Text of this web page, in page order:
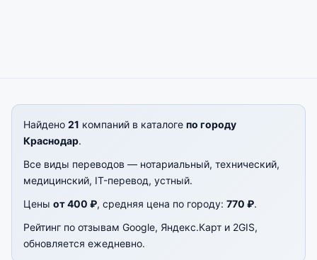
Найдено 21 компаний в каталоге по городу
Краснодар.
Все виды переводов — нотариальный, технический,
медицинский, IT-перевод, устный.
Цены от 400 ₽, средняя цена по городу: 770 ₽.
Рейтинг по отзывам Google, Яндекс.Карт и 2GIS,
обновляется ежедневно.